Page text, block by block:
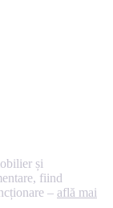
și
fiind
– află mai